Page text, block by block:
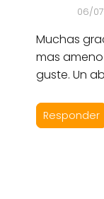
06/
Muchas
mas
guste. Un
Responder